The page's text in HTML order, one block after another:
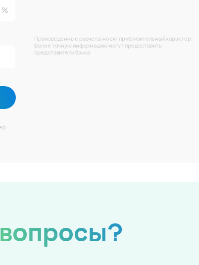
Произведенные расчеты носят приблизительный характер.
Более точную информацию могут предоставить
представители банка.